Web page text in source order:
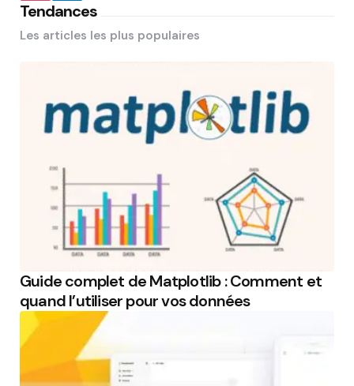
Tendances
Les articles les plus populaires
Guide complet de Matplotlib : Comment et
quand l’utiliser pour vos données